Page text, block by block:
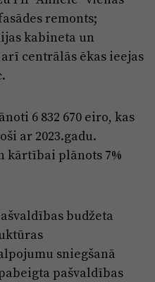
remonts;
kabineta un
centrālās ēkas ieejas
6 832 670 eiro, kas
ar 2023.gadu.
kārtībai plānots 7%
budžeta
sniegšanā
pašvaldības